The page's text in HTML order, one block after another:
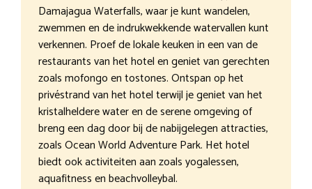
Damajagua Waterfalls, waar je kunt wandelen,
zwemmen en de indrukwekkende watervallen kunt
verkennen. Proef de lokale keuken in een van de
restaurants van het hotel en geniet van gerechten
zoals mofongo en tostones. Ontspan op het
privéstrand van het hotel terwijl je geniet van het
kristalheldere water en de serene omgeving of
breng een dag door bij de nabijgelegen attracties,
zoals Ocean World Adventure Park. Het hotel
biedt ook activiteiten aan zoals yogalessen,
aquafitness en beachvolleybal.